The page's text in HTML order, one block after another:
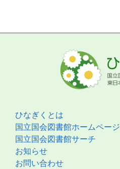
ひなぎくとは
国立国会図書館ホームページ
国立国会図書館サーチ
お知らせ
お問い合わせ